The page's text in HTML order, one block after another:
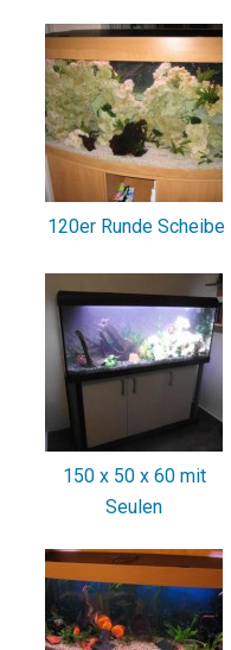
120er Runde Scheibe
150 x 50 x 60 mit
Seulen